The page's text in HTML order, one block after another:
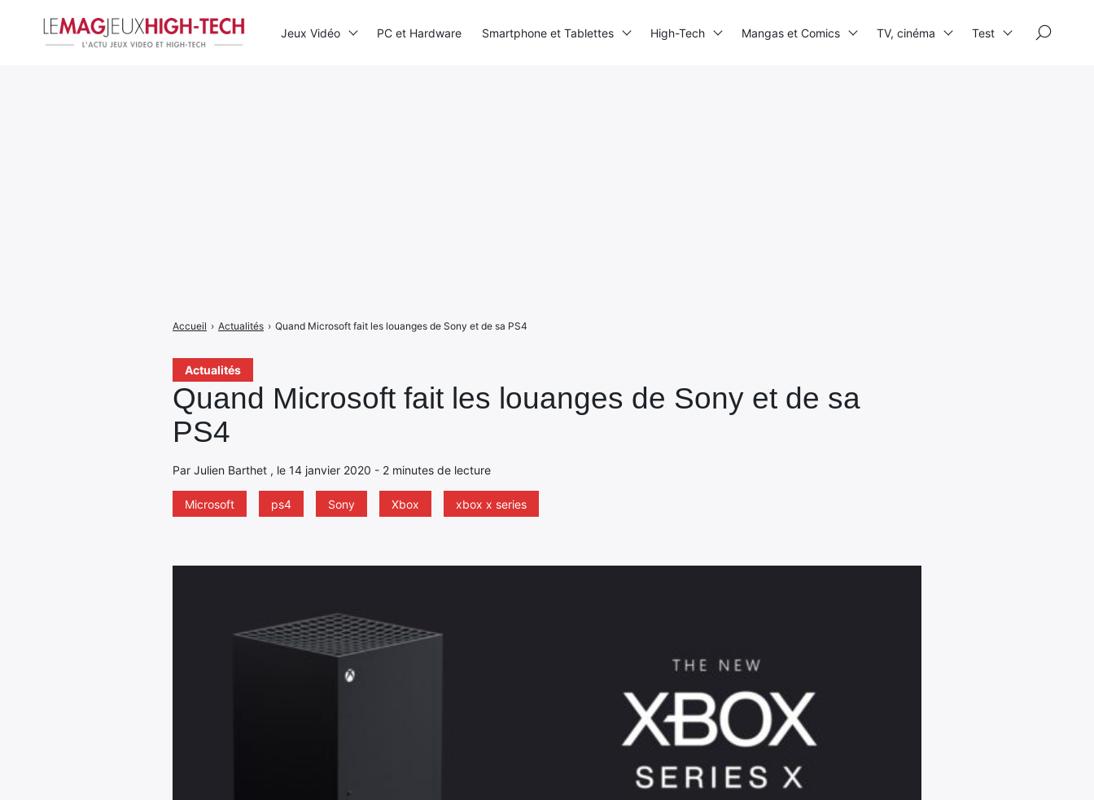
Actualités
Quand Microsoft fait les louanges de Sony et de sa
PS4
Par Julien Barthet , le 14 janvier 2020 - 2 minutes de lecture
Microsoft ps4 Sony Xbox xbox x series
Accueil › Actualités › Quand Microsoft fait les louanges de Sony et de sa PS4
Jeux Vidéo PC et Hardware Smartphone et Tablettes High-Tech Mangas et Comics TV, cinéma Test